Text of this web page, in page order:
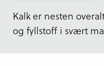
Kalk er nesten
og fyllstoff i svært